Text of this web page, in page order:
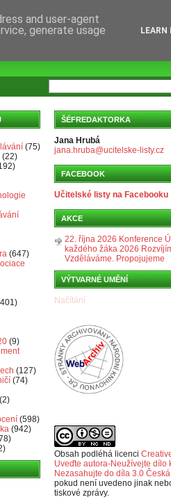
(75)
(22)
(647)
(9)
(127)
(74)
(2)
(598)
(942)
ŠÉFREDAKTORKA
Jana Hrubá
jana.hruba@ucitelske-listy.cz
FACEBOOK
Učitelské listy na Facebooku
AKCE
22. října 2026 Konference
každého žáka 2026
Vzděláváme. Propojujeme
VÝTVARNÉ UMĚNÍ
Načítání
Obsah podléhá licenci
Uveďte autora-Neužívejte dílo
Nezasahujte do díla 3.0
pokud není uvedeno jinak
tiskové zprávy.
and user-agent
generate usage
LEARN